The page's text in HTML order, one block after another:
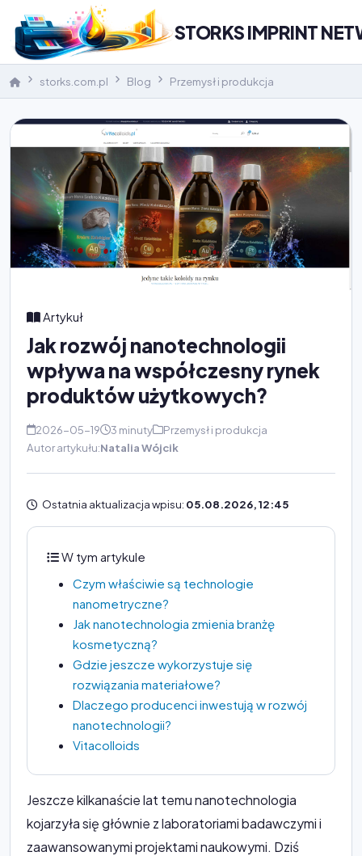
STORKS IMPRINT
storks.com.pl Blog Przemysł i produkcja
Artykuł
Jak rozwój nanotechnologii
wpływa na współczesny rynek
produktów użytkowych?
2026-05-19 3 minuty
Przemysł i produkcja
Autor artykułu:Natalia Wójcik
Ostatnia aktualizacja wpisu: 05.08.2026, 12:45
W tym artykule
Czym właściwie są technologie
nanometryczne?
Jak nanotechnologia zmienia branżę
kosmetyczną?
Gdzie jeszcze wykorzystuje się
rozwiązania materiałowe?
Dlaczego producenci inwestują w rozwój
nanotechnologii?
Vitacolloids
Jeszcze kilkanaście lat temu nanotechnologia
kojarzyła się głównie z laboratoriami badawczymi i
zaawansowanymi projektami naukowymi. Dziś